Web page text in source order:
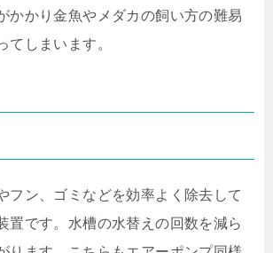
かかり金魚やメダカの飼い方の難易
てしまいます。
フン、ゴミなどを効率よく除去して
置です。水槽の水替えの回数を減ら